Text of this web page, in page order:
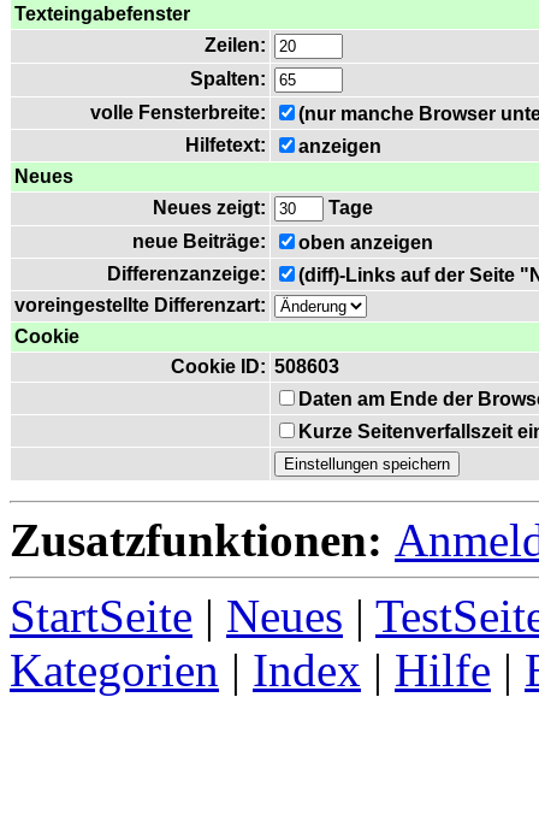
Texteingabefenster
Zeilen:
Spalten:
volle Fensterbreite:
(nur manche Browser
Hilfetext:
anzeigen
Neues
Neues zeigt:
Tage
neue Beiträge:
oben anzeigen
Differenzanzeige:
(diff)-Links auf der Seite
voreingestellte Differenzart:
Cookie
Cookie ID: 508603
Daten am Ende der
Kurze Seitenverfallszeit
Zusatzfunktionen:
StartSeite | Neues |
Kategorien | Index | Hilfe |